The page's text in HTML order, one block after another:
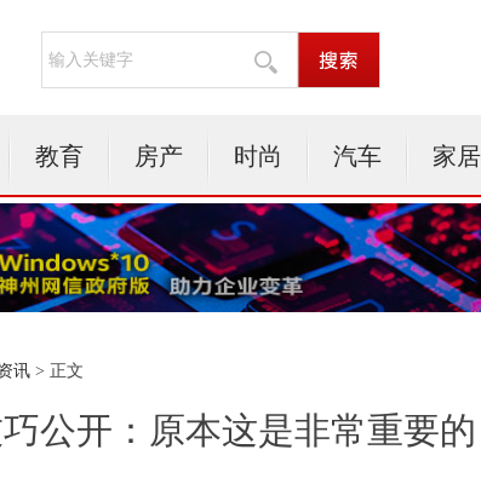
教育 房产 时尚 汽车 家居
讯 > 正文
公开：原本这是非常重要的